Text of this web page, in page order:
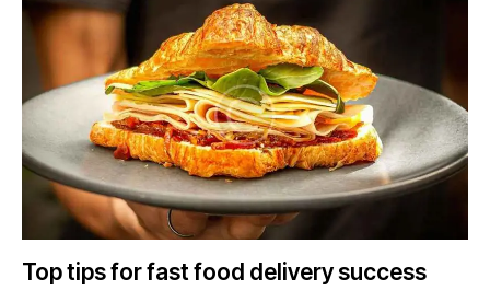
Top tips for fast food delivery success